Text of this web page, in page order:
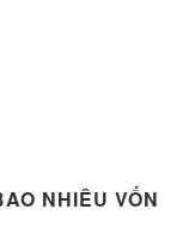
NHIÊU VỐN